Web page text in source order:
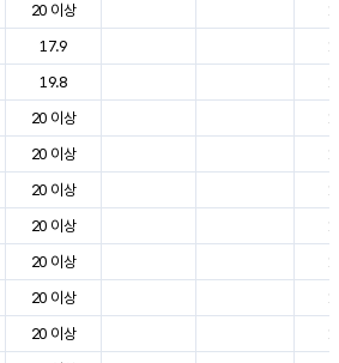
20 이상
17.9
19.8
20 이상
20 이상
20 이상
20 이상
20 이상
20 이상
20 이상